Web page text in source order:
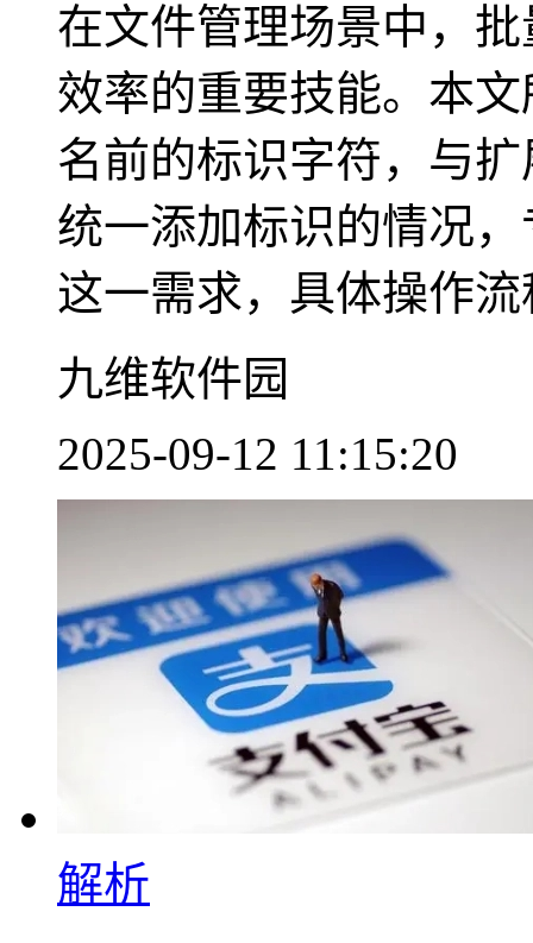
在文件管理场景中，
效率的重要技能。本
名前的标识字符，与
统一添加标识的情况
这一需求，具体操作流
九维软件园
2025-09-12 11:15:20
解析